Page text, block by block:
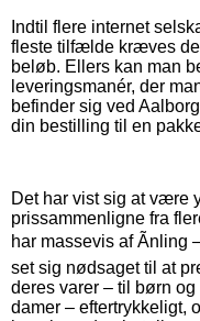
Indtil flere internet
fleste tilfælde kræves
beløb. Ellers kan man
leveringsmanér, der
befinder sig ved
din bestilling til en
Det har vist sig at være
prissammenligne fra
har massevis af
set sig nødsaget til at
deres varer – til børn
damer – eftertrykkeligt,